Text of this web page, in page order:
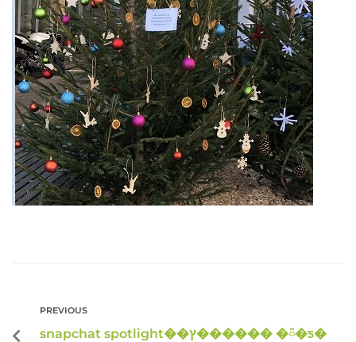
PREVIOUS
snapchat spotlight��ץ������ �ᰮ�ƽ�